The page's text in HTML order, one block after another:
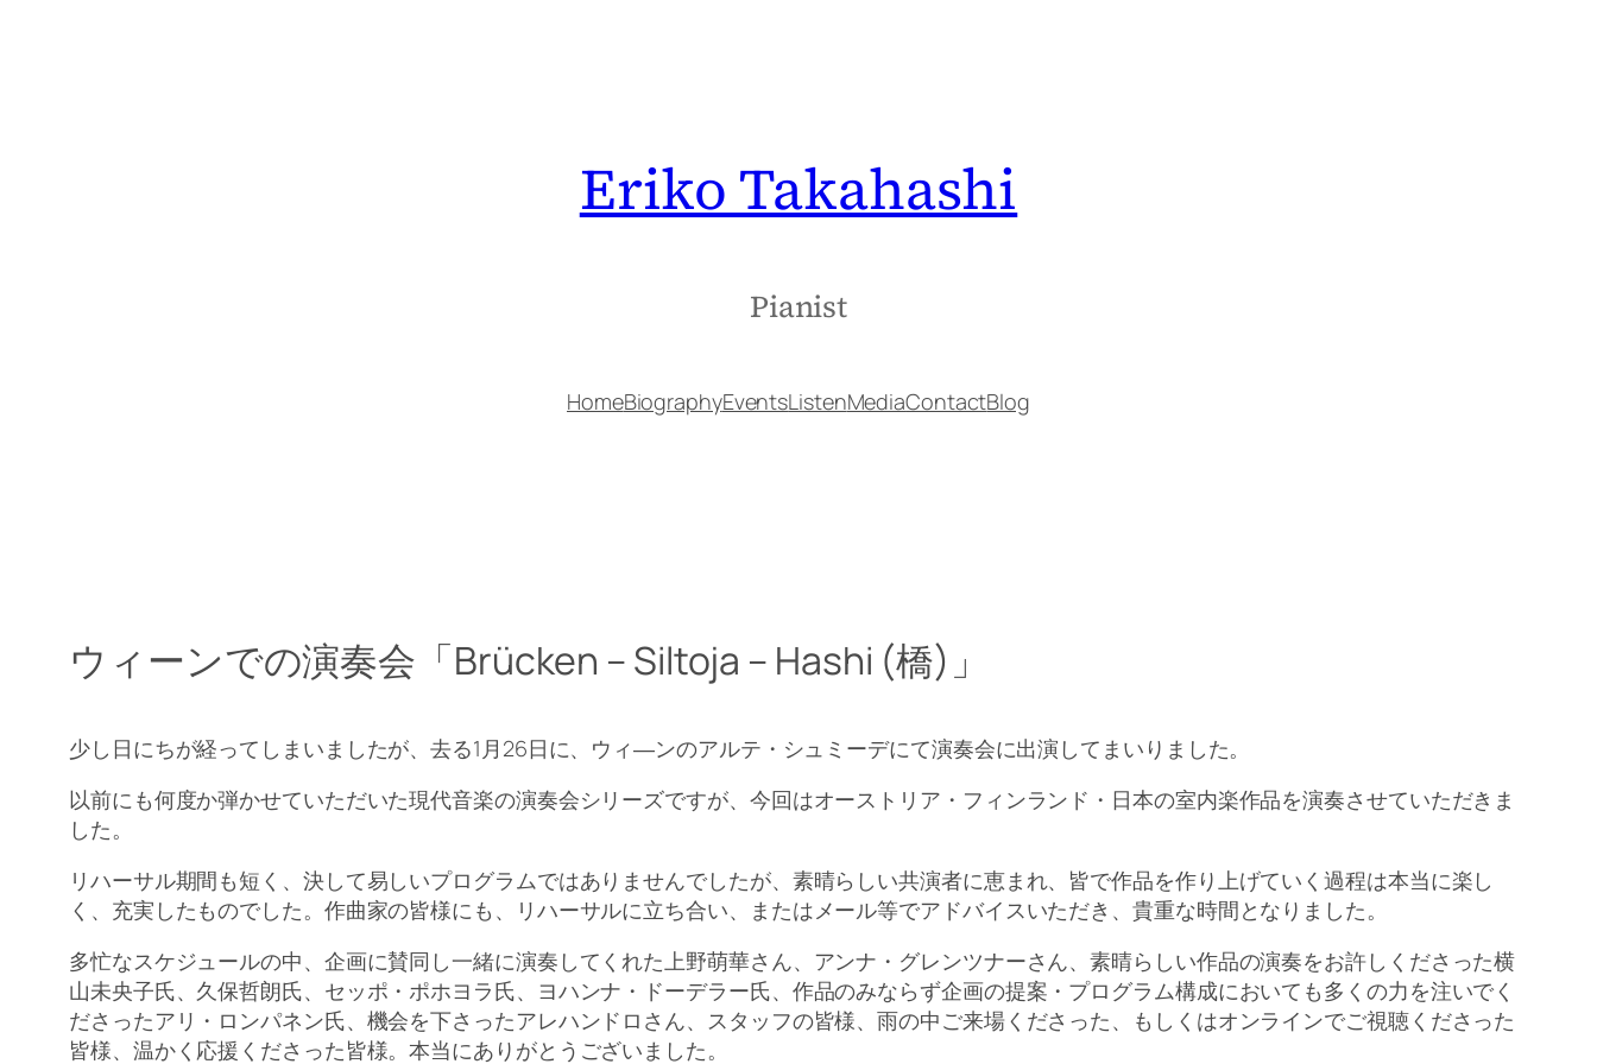
Eriko Takahashi
Pianist
HomeBiographyEventsListenMediaContactBlog
ウィーンでの演奏会「Brücken – Siltoja – Hashi (橋)」
少し日にちが経ってしまいましたが、去る1月26日に、ウィ―ンのアルテ・シュミーデにて演奏会に出演してまいりました。
以前にも何度か弾かせていただいた現代音楽の演奏会シリーズですが、今回はオーストリア・フィンランド・日本の室内楽作品を演奏させていただきま
した。
リハーサル期間も短く、決して易しいプログラムではありませんでしたが、素晴らしい共演者に恵まれ、皆で作品を作り上げていく過程は本当に楽し
く、充実したものでした。作曲家の皆様にも、リハーサルに立ち合い、またはメール等でアドバイスいただき、貴重な時間となりました。
多忙なスケジュールの中、企画に賛同し一緒に演奏してくれた上野萌華さん、アンナ・グレンツナーさん、素晴らしい作品の演奏をお許しくださった横
山未央子氏、久保哲朗氏、セッポ・ポホヨラ氏、ヨハンナ・ドーデラー氏、作品のみならず企画の提案・プログラム構成においても多くの力を注いでく
ださったアリ・ロンパネン氏、機会を下さったアレハンドロさん、スタッフの皆様、雨の中ご来場くださった、もしくはオンラインでご視聴くださった
皆様、温かく応援くださった皆様。本当にありがとうございました。